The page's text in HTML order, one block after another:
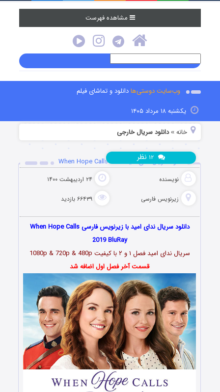
مشاهده فهرست
وب‌سایت دوستی‌هادانلود و تماشای فیلم
یکشنبه ۱۸ مرداد ۱۴۰۵
خانه »دانلود سریال خارجی
دانلود سریال ندای امید When Hope Calls 2019
نویسنده ۲۴ اردیبهشت ۱۴۰۰
زیرنویس فارسی ۶۶۴۳۹ بازدید
۱۲ نظر
دانلود سریال ندای امید با زیرنویس فارسی When Hope Calls
2019 BluRay
سریال ندای امیدفصل ۱ و ۲
با کیفیت 1080p & 720p & 480p
قسمت آخر فصل اول اضافه شد